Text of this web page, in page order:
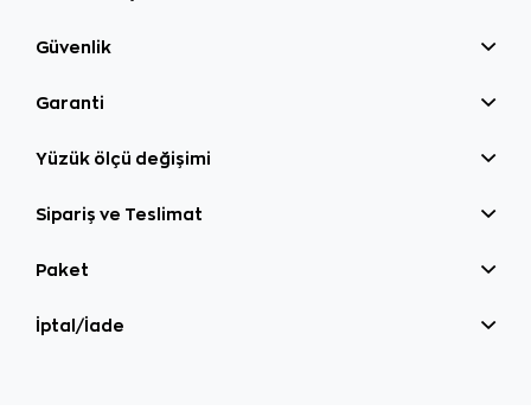
Güvenlik
Garanti
Yüzük ölçü değişimi
Sipariş ve Teslimat
Paket
İptal/İade